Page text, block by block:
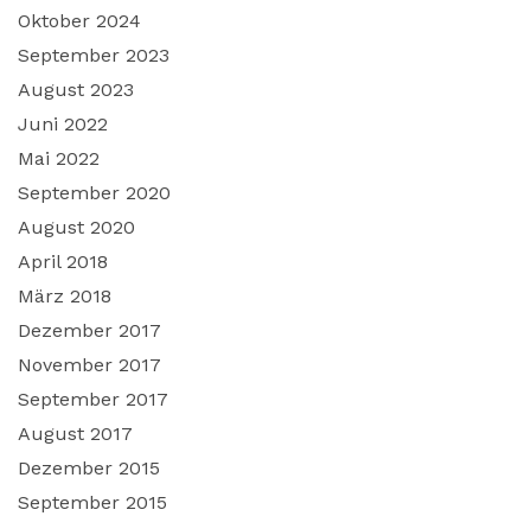
Oktober 2024
September 2023
August 2023
Juni 2022
Mai 2022
September 2020
August 2020
April 2018
März 2018
Dezember 2017
November 2017
September 2017
August 2017
Dezember 2015
September 2015